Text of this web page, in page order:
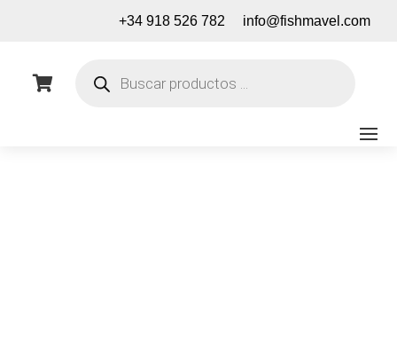
+34 918 526 782 info@fishmavel.com

productos